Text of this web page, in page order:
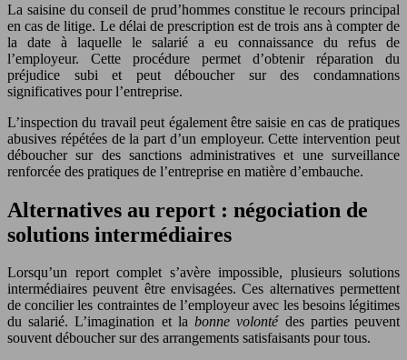
La saisine du conseil de prud’hommes constitue le recours principal
en cas de litige. Le délai de prescription est de trois ans à compter de
la date à laquelle le salarié a eu connaissance du refus de
l’employeur. Cette procédure permet d’obtenir réparation du
préjudice subi et peut déboucher sur des condamnations
significatives pour l’entreprise.
L’inspection du travail peut également être saisie en cas de pratiques
abusives répétées de la part d’un employeur. Cette intervention peut
déboucher sur des sanctions administratives et une surveillance
renforcée des pratiques de l’entreprise en matière d’embauche.
Alternatives au report : négociation de
solutions intermédiaires
Lorsqu’un report complet s’avère impossible, plusieurs solutions
intermédiaires peuvent être envisagées. Ces alternatives permettent
de concilier les contraintes de l’employeur avec les besoins légitimes
du salarié. L’imagination et labonne volontédes parties peuvent
souvent déboucher sur des arrangements satisfaisants pour tous.